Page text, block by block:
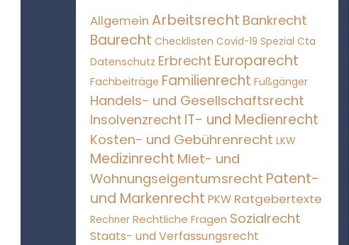
Allgemein Arbeitsrecht Bankrecht
Baurecht Checklisten Covid-19 Spezial Cta
Datenschutz Erbrecht Europarecht
Fachbeiträge Familienrecht Fußgänger
Handels- und Gesellschaftsrecht
Insolvenzrecht IT- und Medienrecht
Kosten- und Gebührenrecht LKW
Medizinrecht Miet- und
Wohnungseigentumsrecht Patent-
und Markenrecht PKW Ratgebertexte
Rechner Rechtliche Fragen Sozialrecht
Staats- und Verfassungsrecht